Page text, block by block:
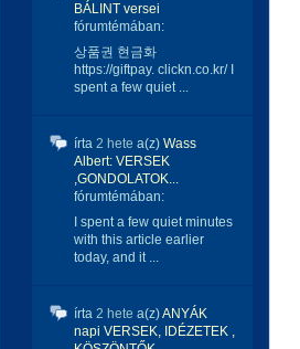
BÁLINT versei
fórumtémában:
상품권 현금화
https://giftpay. clickn.co.kr/ I
spent a few quiet ...
írta 2 hete a(z) Wass
Albert: VERSEK
,GONDOLATOK...
fórumtémában:
I spent a few quiet minutes
with this article earlier
today, and it ...
írta 2 hete a(z)ANYÁK
napi VERSEK, IDÉZETEK ,